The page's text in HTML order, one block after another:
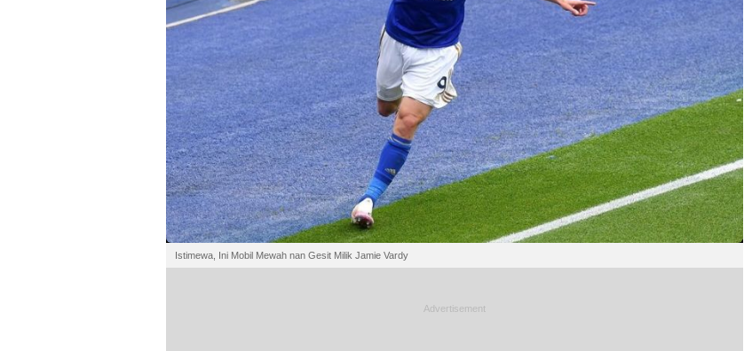
Istimewa, Ini Mobil Mewah nan Gesit Milik Jamie Vardy